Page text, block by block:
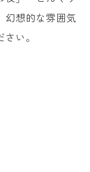
幻想的な雰囲気
い。